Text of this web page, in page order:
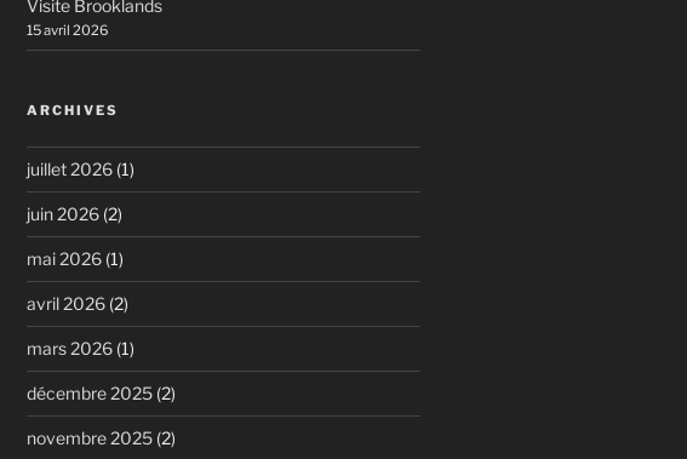
Visite Brooklands
15 avril 2026
ARCHIVES
juillet 2026(1)
juin 2026(2)
mai 2026(1)
avril 2026(2)
mars 2026(1)
décembre 2025(2)
novembre 2025(2)